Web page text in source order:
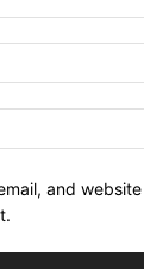
and